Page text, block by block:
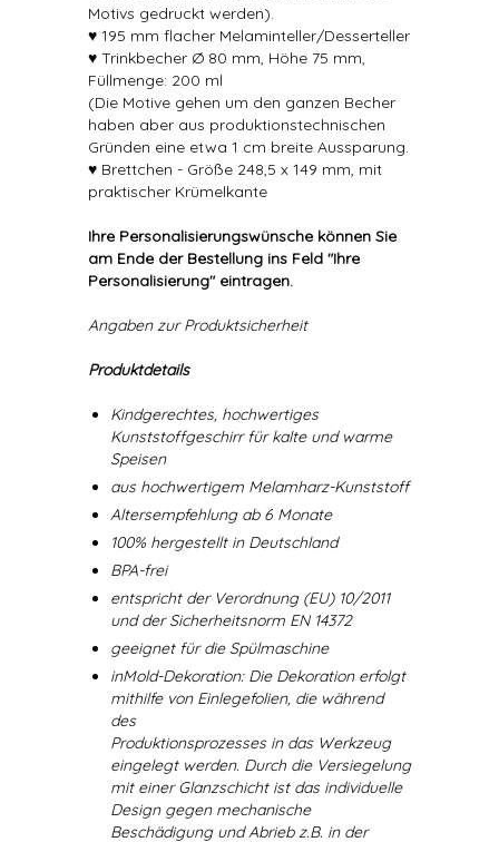
Motivs gedruckt werden).
♥ 195 mm flacher Melaminteller/Desserteller
♥ Trinkbecher Ø 80 mm, Höhe 75 mm,
Füllmenge: 200 ml
(Die Motive gehen um den ganzen Becher
haben aber aus produktionstechnischen
Gründen eine etwa 1 cm breite Aussparung.
♥ Brettchen - Größe 248,5 x 149 mm, mit
praktischer Krümelkante
Ihre Personalisierungswünsche können Sie
am Ende der Bestellung ins Feld "Ihre
Personalisierung" eintragen.
Angaben zur Produktsicherheit
Produktdetails
Kindgerechtes, hochwertiges
Kunststoffgeschirr für kalte und warme
Speisen
aus hochwertigem Melamharz-Kunststoff
Altersempfehlung ab 6 Monate
100% hergestellt in Deutschland
BPA-frei
entspricht der Verordnung (EU) 10/2011
und der Sicherheitsnorm EN 14372
geeignet für die Spülmaschine
inMold-Dekoration: Die Dekoration erfolgt
mithilfe von Einlegefolien, die während
des
Produktionsprozesses in das Werkzeug
eingelegt werden. Durch die Versiegelung
mit einer Glanzschicht ist das individuelle
Design gegen mechanische
Beschädigung und Abrieb z.B. in der